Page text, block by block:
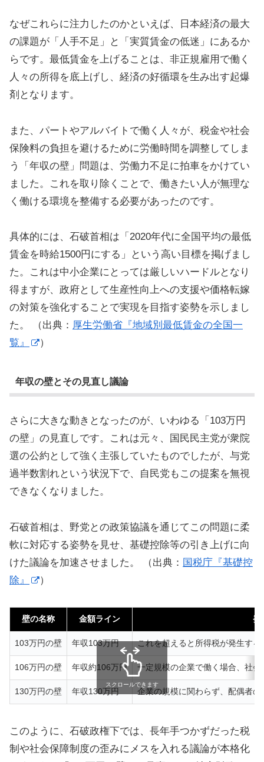
なぜこれらに注力したのかといえば、日本経済の最大
の課題が「人手不足」と「実質賃金の低迷」にあるか
らです。最低賃金を上げることは、非正規雇用で働く
人々の所得を底上げし、経済の好循環を生み出す起爆
剤となります。
また、パートやアルバイトで働く人々が、税金や社会
保険料の負担を避けるために労働時間を調整してしま
う「年収の壁」問題は、労働力不足に拍車をかけてい
ました。これを取り除くことで、働きたい人が無理な
く働ける環境を整備する必要があったのです。
具体的には、石破首相は「2020年代に全国平均の最低
賃金を時給1500円にする」という高い目標を掲げまし
た。これは中小企業にとっては厳しいハードルとなり
得ますが、政府として生産性向上への支援や価格転嫁
の対策を強化することで実現を目指す姿勢を示しまし
た。 （出典： 厚生労働省『地域別最低賃金の全国一
覧』
）
年収の壁とその見直し議論
さらに大きな動きとなったのが、いわゆる「103万円
の壁」の見直しです。これは元々、国民民主党が衆院
選の公約として強く主張していたものでしたが、与党
過半数割れという状況下で、自民党もこの提案を無視
できなくなりました。
石破首相は、野党との政策協議を通じてこの問題に柔
軟に対応する姿勢を見せ、基礎控除等の引き上げに向
けた議論を加速させました。 （出典： 国税庁『基礎控
除』
）
壁の名称 金額ライン 発
103万円の壁 年収103万円 これを超えると所得税が発生す
106万円の壁 年収約106万円 一定規模の企業で働く場合、社
130万円の壁 年収130万円 企業の規模に関わらず、配偶者
スクロールできます
このように、石破政権下では、長年手つかずだった税
制や社会保障制度の歪みにメスを入れる議論が本格化